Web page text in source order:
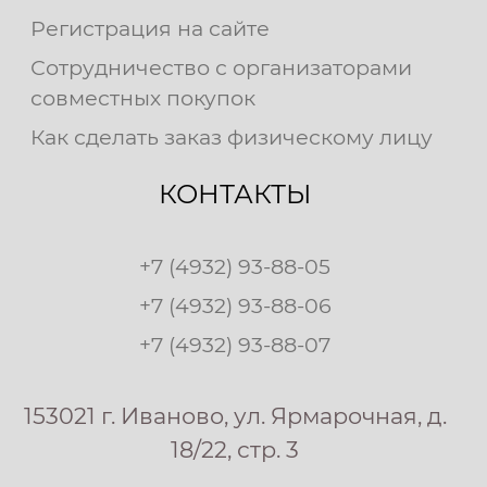
Регистрация на сайте
Сотрудничество с организаторами
совместных покупок
Как сделать заказ физическому лицу
КОНТАКТЫ
+7 (4932) 93-88-05
+7 (4932) 93-88-06
+7 (4932) 93-88-07
153021 г. Иваново, ул. Ярмарочная, д.
18/22, стр. 3